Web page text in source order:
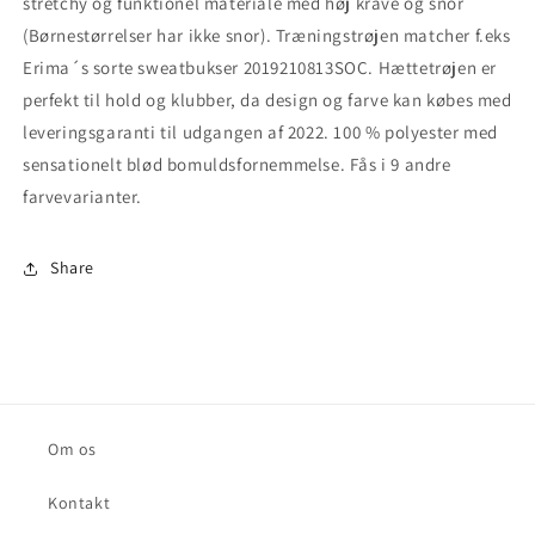
(Børnestørrelser har ikke snor). Træningstrøjen matcher f.eks
Erima´s sorte sweatbukser 2019210813SOC. Hættetrøjen er
perfekt til hold og klubber, da design og farve kan købes med
leveringsgaranti til udgangen af 2022. 100 % polyester med
sensationelt blød bomuldsfornemmelse. Fås i 9 andre
farvevarianter.
Share
Om os
Kontakt